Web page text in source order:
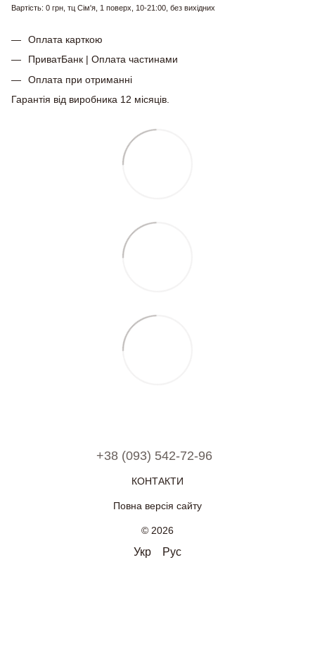
Вартість: 0 грн, тц Сім'я, 1 поверх, 10-21:00, без вихідних
Оплата карткою
ПриватБанк | Оплата частинами
Оплата при отриманні
Гарантія від виробника 12 місяців.
+38 (093) 542-72-96
КОНТАКТИ
Повна версія сайту
© 2026
Укр Рус